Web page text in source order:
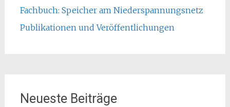
Fachbuch: Speicher am Niederspannungsnetz
Publikationen und Veröffentlichungen
Neueste Beiträge